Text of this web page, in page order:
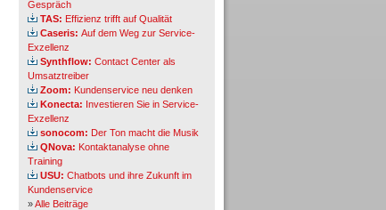
Gespräch
TAS: Effizienz trifft auf Qualität
Caseris: Auf dem Weg zur Service-
Exzellenz
Synthflow: Contact Center als
Umsatztreiber
Zoom: Kundenservice neu denken
Konecta: Investieren Sie in Service-
Exzellenz
sonocom: Der Ton macht die Musik
QNova: Kontaktanalyse ohne
Training
USU: Chatbots und ihre Zukunft im
Kundenservice
»Alle Beiträge